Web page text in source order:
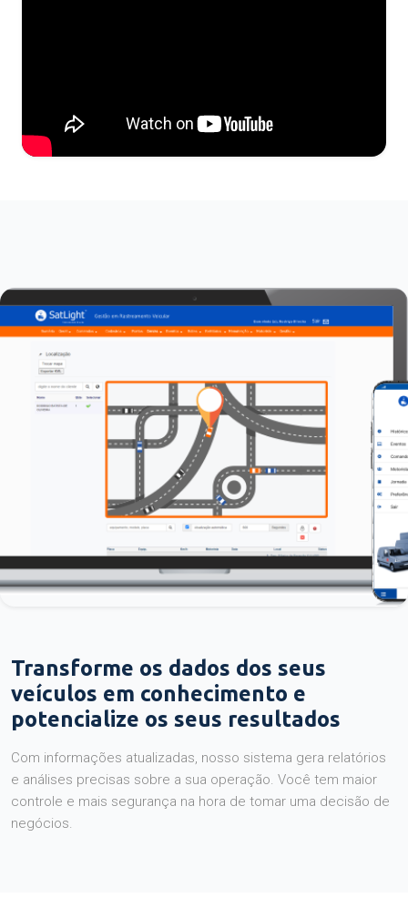
Transforme os dados dos seus
veículos em conhecimento e
potencialize os seus resultados
Com informações atualizadas, nosso sistema gera relatórios
e análises precisas sobre a sua operação. Você tem maior
controle e mais segurança na hora de tomar uma decisão de
negócios.